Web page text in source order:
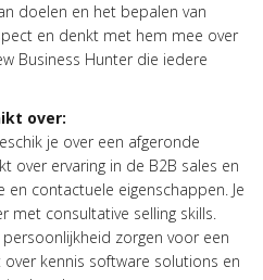
doelen en het bepalen van
en denkt met hem mee over
Business Hunter die iedere
over:
je over een afgeronde
over ervaring in de B2B sales en
contactuele eigenschappen. Je
met consultative selling skills.
zorgen voor een
over kennis software solutions en